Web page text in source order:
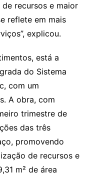
recursos e maior
reflete em mais
explicou.
está a
do Sistema
com um
A obra, com
trimestre de
das três
promovendo
de recursos e
m² de área